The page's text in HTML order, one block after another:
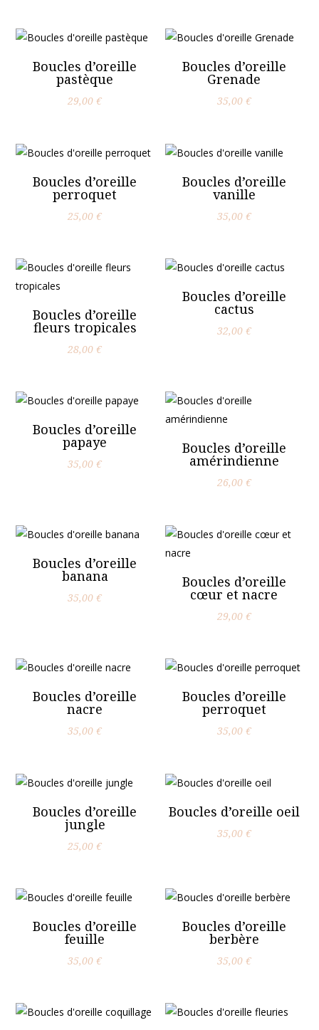
Boucles d’oreille
pastèque
29,00€
Boucles d’oreille
Grenade
35,00 €
Boucles d’oreille
perroquet
25,00€
Boucles d’oreille
vanille
35,00 €
Boucles d’oreille
fleurs tropicales
28,00€
Boucles d’oreille
cactus
32,00 €
Boucles d’oreille
papaye
35,00€
Boucles d’oreille
amérindienne
26,00 €
Boucles d’oreille
banana
35,00€
Boucles d’oreille
cœur et nacre
29,00 €
Boucles d’oreille
nacre
35,00€
Boucles d’oreille
perroquet
35,00 €
Boucles d’oreille
jungle
25,00€
Boucles d’oreille oeil
35,00 €
Boucles d’oreille
feuille
35,00€
Boucles d’oreille
berbère
35,00 €